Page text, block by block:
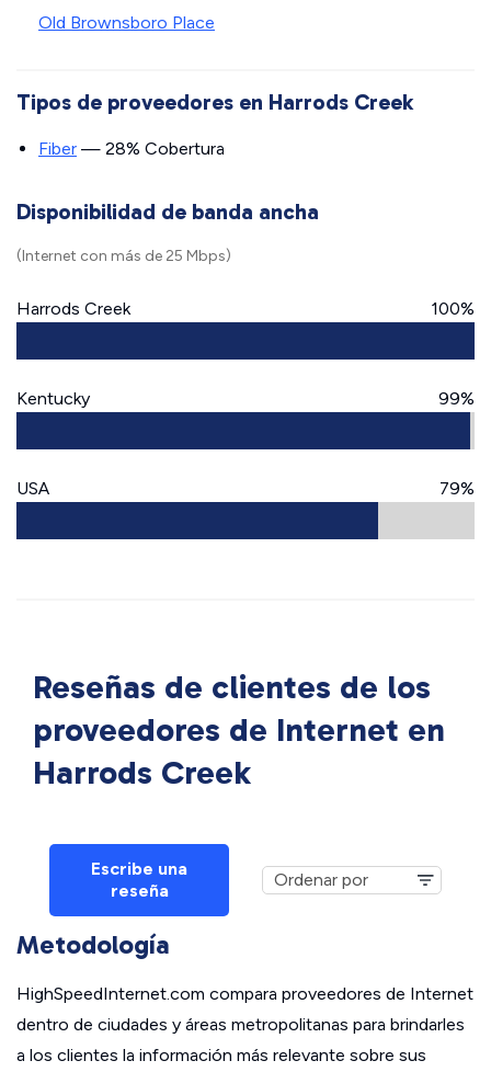
Old Brownsboro Place
Tipos de proveedores en Harrods Creek
Fiber — 28% Cobertura
Disponibilidad de banda ancha
(Internet con más de 25 Mbps)
Harrods Creek 100%
Kentucky 99%
USA 79%
Reseñas de clientes de los
proveedores de Internet en
Harrods Creek
Escribe una
reseña
Metodología
HighSpeedInternet.com compara proveedores de Internet
dentro de ciudades y áreas metropolitanas para brindarles
a los clientes la información más relevante sobre sus